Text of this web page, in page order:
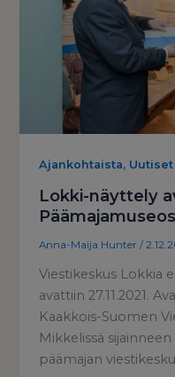
Ajankohtaista, Uutiset
Lokki-näyttely
Anna-Maija Hunter/
Viestikeskus Lokkia
avattiin 27.11.2021.
Kaakkois-Suomen
Mikkelissä
päämajan